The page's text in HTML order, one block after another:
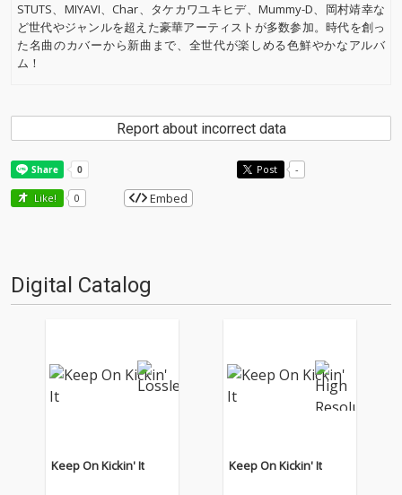
STUTS、MIYAVI、Char、タケカワユキヒデ、Mummy-D、岡村靖幸な
ど世代やジャンルを超えた豪華アーティストが多数参加。時代を創っ
た名曲のカバーから新曲まで、全世代が楽しめる色鮮やかなアルバ
ム！
Report about incorrect data
Post -
Like! 0 Embed
Digital Catalog
Keep On Kickin' It Keep On Kickin' It